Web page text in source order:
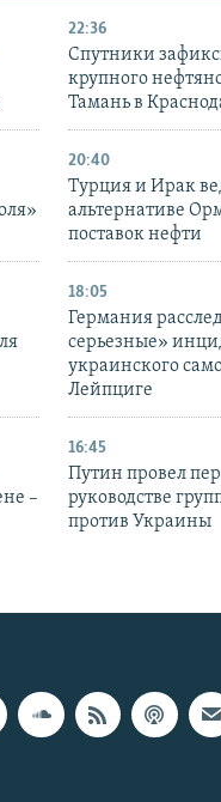
22:36
Спутники
крупного
Тамань в
20:40
Турция и Ирак
альтернативе
поставок нефти
18:05
Германия
серьезные»
украинского
Лейпциге
–
16:45
Путин провел
руководстве
против Украины